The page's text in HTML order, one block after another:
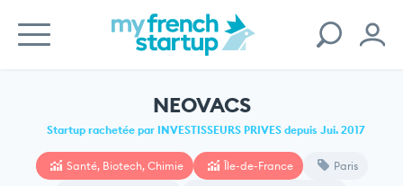
NEOVACS
Startup rachetée par INVESTISSEURS PRIVES depuis Jui. 2017
Santé, Biotech, Chimie Île-de-France Paris